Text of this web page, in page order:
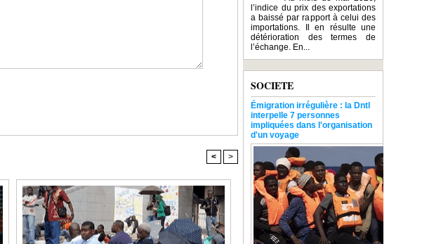
< >
l’indice du prix des exportations
a baissé par rapport à celui des
importations. Il en résulte une
détérioration des termes de
l’échange. En...
SOCIETE
Émigration irrégulière : la Dntl
interpelle 7 personnes
impliquées dans l'organisation
d'un voyage